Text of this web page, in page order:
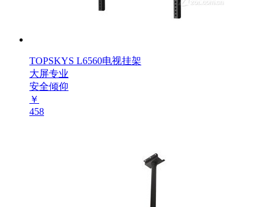
TOPSKYS L6560电视挂架
大屏专业
安全倾仰
￥
458